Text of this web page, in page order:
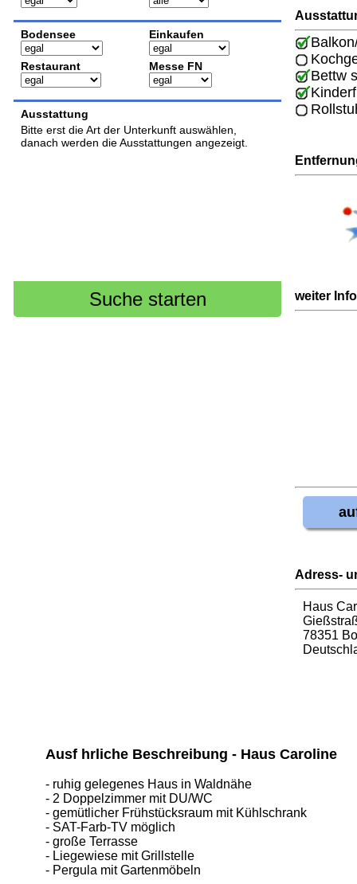
Bodensee Einkaufen
Restaurant Messe FN
Ausstattung
Bitte erst die Art der Unterkunft auswählen,
danach werden die Ausstattungen angezeigt.
Bettw
weiter
Adress-
Haus
78351
Ausf hrliche Beschreibung - Haus Caroline
- ruhig gelegenes Haus in Waldnähe
- 2 Doppelzimmer mit DU/WC
- gemütlicher Frühstücksraum mit Kühlschrank
- SAT-Farb-TV möglich
- große Terrasse
- Liegewiese mit Grillstelle
- Pergula mit Gartenmöbeln